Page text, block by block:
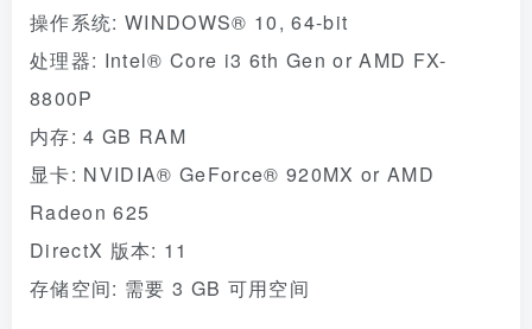
操作系统: WINDOWS® 10, 64-bit
处理器: Intel® Core i3 6th Gen or AMD FX-
8800P
内存: 4 GB RAM
显卡: NVIDIA® GeForce® 920MX or AMD
Radeon 625
DirectX 版本: 11
存储空间: 需要 3 GB 可用空间